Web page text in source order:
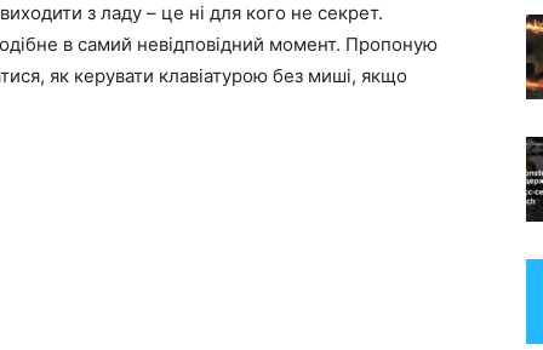
з ладу – це ні для кого не секрет.
в самий невідповідний момент. Пропоную
як керувати клавіатурою без миші, якщо